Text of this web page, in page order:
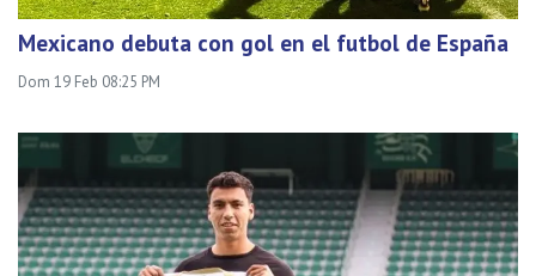
Mexicano debuta con gol en el futbol de España
Dom 19 Feb 08:25 PM